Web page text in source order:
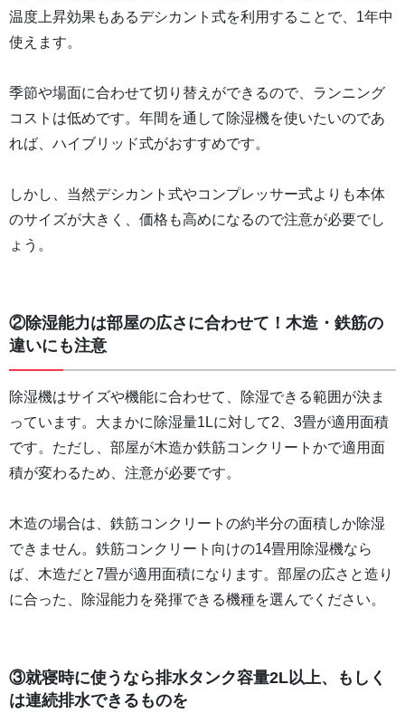
温度上昇効果もあるデシカント式を利用することで、1年中
使えます。
季節や場面に合わせて切り替えができるので、ランニング
コストは低めです。年間を通して除湿機を使いたいのであ
れば、ハイブリッド式がおすすめです。
しかし、当然デシカント式やコンプレッサー式よりも本体
のサイズが大きく、価格も高めになるので注意が必要でし
ょう。
②除湿能力は部屋の広さに合わせて！木造・鉄筋の
違いにも注意
除湿機はサイズや機能に合わせて、除湿できる範囲が決ま
っています。大まかに除湿量1Lに対して2、3畳が適用面積
です。ただし、部屋が木造か鉄筋コンクリートかで適用面
積が変わるため、注意が必要です。
木造の場合は、鉄筋コンクリートの約半分の面積しか除湿
できません。鉄筋コンクリート向けの14畳用除湿機なら
ば、木造だと7畳が適用面積になります。部屋の広さと造り
に合った、除湿能力を発揮できる機種を選んでください。
③就寝時に使うなら排水タンク容量2L以上、もしく
は連続排水できるものを